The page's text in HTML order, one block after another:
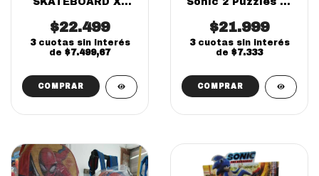
$22.499
3 cuotas sin interés
de $7.499,67
COMPRAR
Tapimovil Infantil
$21.999
3 cuotas sin interés
de $7.333